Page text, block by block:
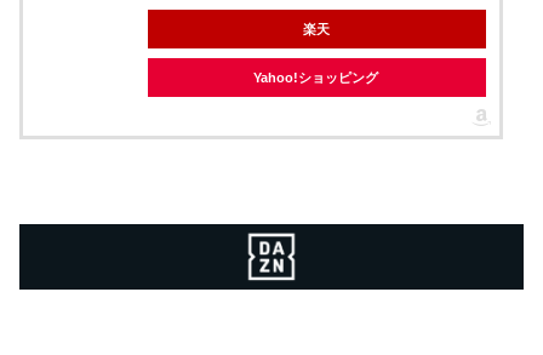
楽天
Yahoo!ショッピング